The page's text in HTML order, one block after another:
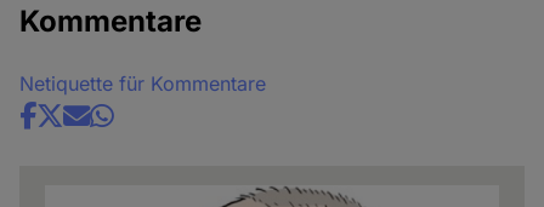
Kommentare
Netiquette für Kommentare
Share